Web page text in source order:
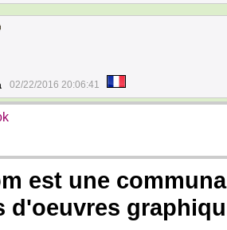
02/22/2016 20:06:41
est une
d'oeuvres